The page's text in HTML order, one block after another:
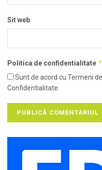
Sit web
Politica de confidentialitate *
Sunt de acord cu Termeni
Confidentialitate.